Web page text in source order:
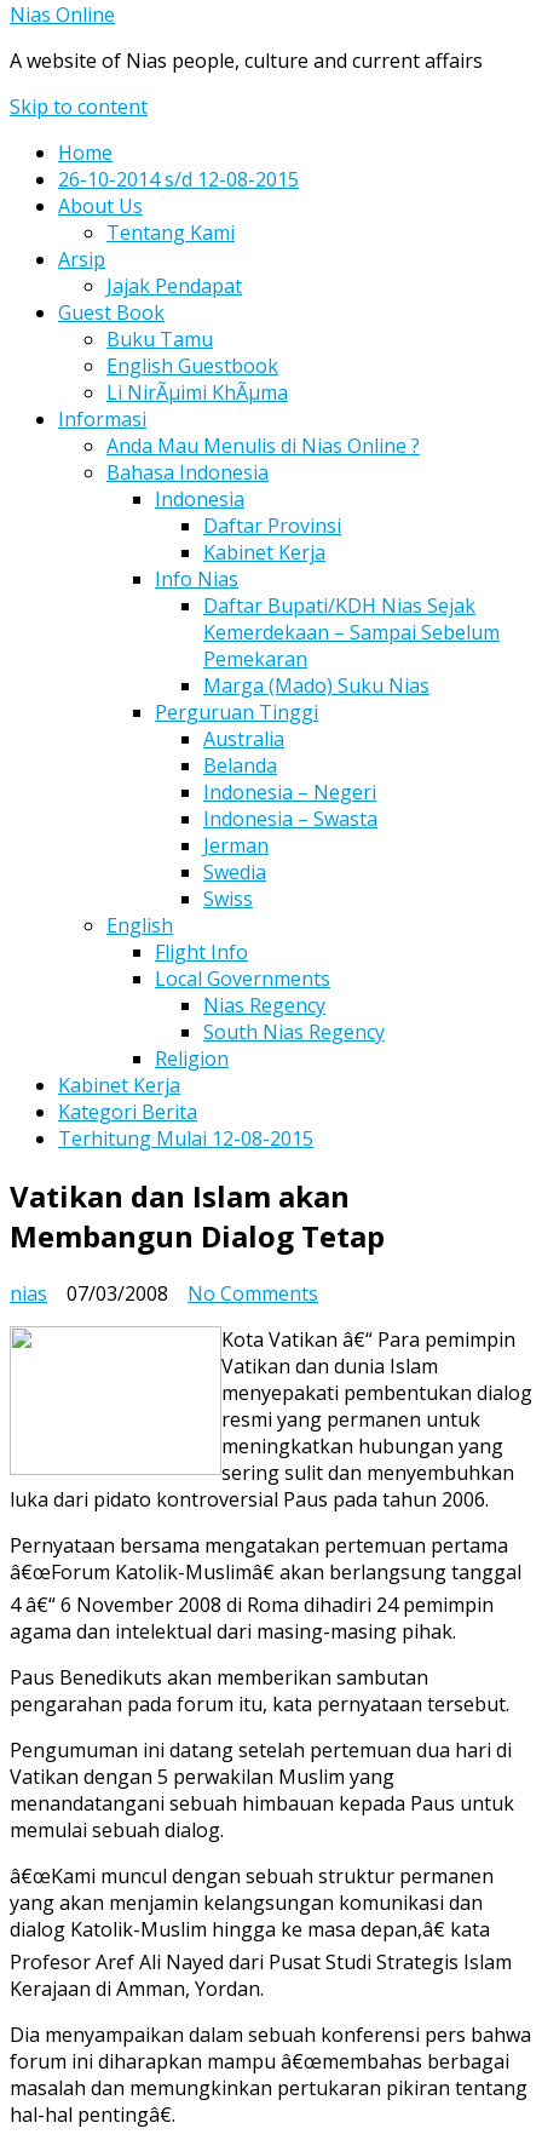
Nias Online
A website of Nias people, culture and current affairs
Skip to content
Home
26-10-2014 s/d 12-08-2015
About Us
Tentang Kami
Arsip
Jajak Pendapat
Guest Book
Buku Tamu
English Guestbook
Li NirÃµimi KhÃµma
Informasi
Anda Mau Menulis di Nias Online ?
Bahasa Indonesia
Indonesia
Daftar Provinsi
Kabinet Kerja
Info Nias
Daftar Bupati/KDH Nias Sejak
Kemerdekaan – Sampai Sebelum
Pemekaran
Marga (Mado) Suku Nias
Perguruan Tinggi
Australia
Belanda
Indonesia – Negeri
Indonesia – Swasta
Jerman
Swedia
Swiss
English
Flight Info
Local Governments
Nias Regency
South Nias Regency
Religion
Kabinet Kerja
Kategori Berita
Terhitung Mulai 12-08-2015
Vatikan dan Islam akan
Membangun Dialog Tetap
nias 07/03/2008 No Comments
dan
Islam
akan
Membangun
Dialog
Tetap
Kota Vatikan â€“ Para pemimpin
Vatikan dan dunia Islam
menyepakati pembentukan dialog
resmi yang permanen untuk
meningkatkan hubungan yang
sering sulit dan menyembuhkan
luka dari pidato kontroversial Paus pada tahun 2006.
Pernyataan bersama mengatakan pertemuan pertama
â€œForum Katolik-Muslimâ€ akan berlangsung tanggal
4 â€“ 6 November 2008 di Roma dihadiri 24 pemimpin
agama dan intelektual dari masing-masing pihak.
Paus Benedikuts akan memberikan sambutan
pengarahan pada forum itu, kata pernyataan tersebut.
Pengumuman ini datang setelah pertemuan dua hari di
Vatikan dengan 5 perwakilan Muslim yang
menandatangani sebuah himbauan kepada Paus untuk
memulai sebuah dialog.
â€œKami muncul dengan sebuah struktur permanen
yang akan menjamin kelangsungan komunikasi dan
dialog Katolik-Muslim hingga ke masa depan,â€ kata
Profesor Aref Ali Nayed dari Pusat Studi Strategis Islam
Kerajaan di Amman, Yordan.
Dia menyampaikan dalam sebuah konferensi pers bahwa
forum ini diharapkan mampu â€œmembahas berbagai
masalah dan memungkinkan pertukaran pikiran tentang
hal-hal pentingâ€.